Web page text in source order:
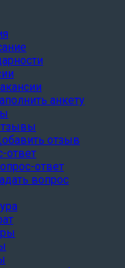
анкету
отзыв
ответ
ответ
вопрос